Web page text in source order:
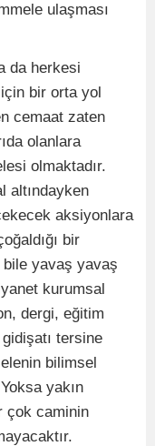
ulaşması
da herkesi
bir orta yol
cemaat zaten
olanlara
olmaktadır.
altındayken
aksiyonlara
bir
yavaş yavaş
kurumsal
dergi, eğitim
tersine
bilimsel
yakın
çok caminin